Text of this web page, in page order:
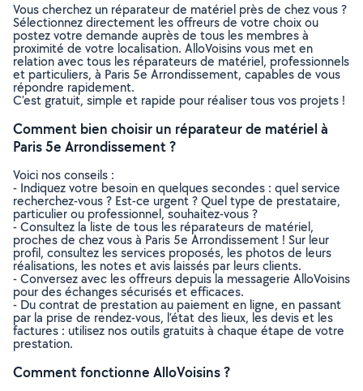
Vous cherchez un réparateur de matériel près de chez vous ?
Sélectionnez directement les offreurs de votre choix ou
postez votre demande auprès de tous les membres à
proximité de votre localisation. AlloVoisins vous met en
relation avec tous les réparateurs de matériel, professionnels
et particuliers, à Paris 5e Arrondissement, capables de vous
répondre rapidement.
C’est gratuit, simple et rapide pour réaliser tous vos projets !
Comment bien choisir un réparateur de matériel à
Paris 5e Arrondissement ?
Voici nos conseils :
- Indiquez votre besoin en quelques secondes : quel service
recherchez-vous ? Est-ce urgent ? Quel type de prestataire,
particulier ou professionnel, souhaitez-vous ?
- Consultez la liste de tous les réparateurs de matériel,
proches de chez vous à Paris 5e Arrondissement ! Sur leur
profil, consultez les services proposés, les photos de leurs
réalisations, les notes et avis laissés par leurs clients.
- Conversez avec les offreurs depuis la messagerie AlloVoisins
pour des échanges sécurisés et efficaces.
- Du contrat de prestation au paiement en ligne, en passant
par la prise de rendez-vous, l’état des lieux, les devis et les
factures : utilisez nos outils gratuits à chaque étape de votre
prestation.
Comment fonctionne AlloVoisins ?